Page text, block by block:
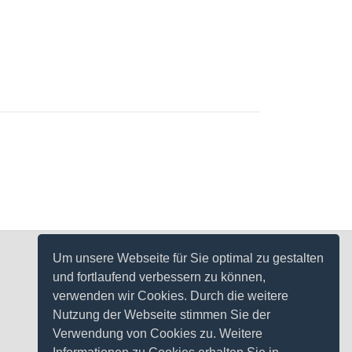
Um unsere Webseite für Sie optimal zu gestalten
und fortlaufend verbessern zu können,
verwenden wir Cookies. Durch die weitere
Nutzung der Webseite stimmen Sie der
Verwendung von Cookies zu. Weitere